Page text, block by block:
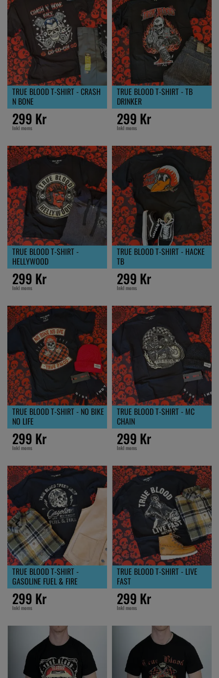
TRUE BLOOD T-SHIRT - CRASH
N BONE
299 Kr
Inkl moms
TRUE BLOOD T-SHIRT - TB
DRINKER
299 Kr
Inkl moms
TRUE BLOOD T-SHIRT -
HELLYWOOD
299 Kr
Inkl moms
TRUE BLOOD T-SHIRT - HACKE
TB
299 Kr
Inkl moms
TRUE BLOOD T-SHIRT - NO BIKE
NO LIFE
299 Kr
Inkl moms
TRUE BLOOD T-SHIRT - MC
CHAIN
299 Kr
Inkl moms
TRUE BLOOD T-SHIRT -
GASOLINE FUEL & FIRE
299 Kr
Inkl moms
TRUE BLOOD T-SHIRT - LIVE
FAST
299 Kr
Inkl moms